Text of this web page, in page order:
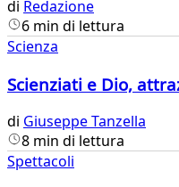
di Redazione
6 min di lettura
Scienza
Scienziati e Dio,
di Giuseppe Tanzella
8 min di lettura
Spettacoli